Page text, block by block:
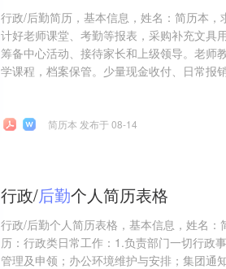
行政/后勤简历，基本信息，姓名：简历本
计好老师课堂、考勤等报表，采购补充文具
筹备中心活动、接待家长和上级领导。老师
学课程，档案保管。少量现金收付、日常报
简历本 发布于 08-14
行政/后勤个人简历表格
行政/后勤个人简历表格，基本信息，姓名
历：行政类日常工作：1.负责部门一切行政
管理及申领；办公环境维护与安排；集团通